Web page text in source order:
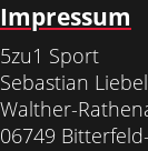
Impressum
5zu1 Sport
Sebastian
Walther-
06749